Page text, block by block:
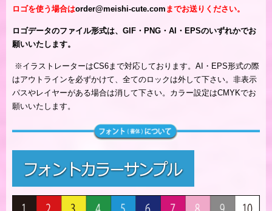
ロゴを使う場合はorder@meishi-cute.com までお送りください。
ロゴデータのファイル形式は、GIF・PNG・AI・EPSのいずれかでお
願いいたします。
※ イラストレーターはCS6まで対応しております。AI・EPS形式の際
はアウトラインを必ずかけて、全てのロックは外して下さい。非表示
パスやレイヤーがある場合は消して下さい。カラー設定はCMYKでお
願いいたします。